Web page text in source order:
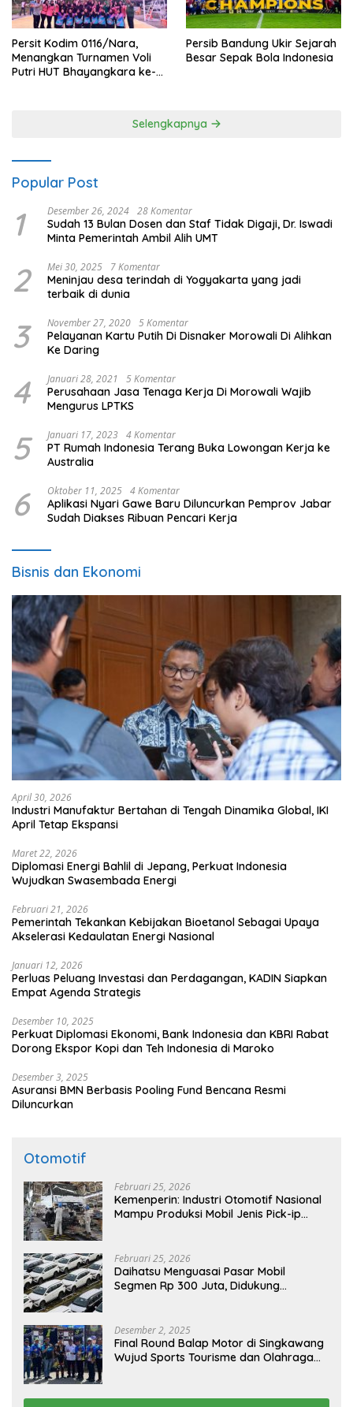
Persit Kodim 0116/Nara,
Menangkan Turnamen Voli
Putri HUT Bhayangkara ke-
Persib Bandung Ukir Sejarah
Besar Sepak Bola Indonesia
Selengkapnya
Popular Post
1 Desember 26, 2024 28 Komentar
Sudah 13 Bulan Dosen dan Staf Tidak Digaji, Dr. Iswadi
Minta Pemerintah Ambil Alih UMT
2 Mei 30, 2025 7 Komentar
Meninjau desa terindah di Yogyakarta yang jadi
terbaik di dunia
3 November 27, 2020 5 Komentar
Pelayanan Kartu Putih Di Disnaker Morowali Di Alihkan
Ke Daring
4 Januari 28, 2021 5 Komentar
Perusahaan Jasa Tenaga Kerja Di Morowali Wajib
Mengurus LPTKS
5 Januari 17, 2023 4 Komentar
PT Rumah Indonesia Terang Buka Lowongan Kerja ke
Australia
6 Oktober 11, 2025 4 Komentar
Aplikasi Nyari Gawe Baru Diluncurkan Pemprov Jabar
Sudah Diakses Ribuan Pencari Kerja
Bisnis dan Ekonomi
April 30, 2026
Industri Manufaktur Bertahan di Tengah Dinamika Global, IKI
April Tetap Ekspansi
Maret 22, 2026
Diplomasi Energi Bahlil di Jepang, Perkuat Indonesia
Wujudkan Swasembada Energi
Februari 21, 2026
Pemerintah Tekankan Kebijakan Bioetanol Sebagai Upaya
Akselerasi Kedaulatan Energi Nasional
Januari 12, 2026
Perluas Peluang Investasi dan Perdagangan, KADIN Siapkan
Empat Agenda Strategis
Desember 10, 2025
Perkuat Diplomasi Ekonomi, Bank Indonesia dan KBRI Rabat
Dorong Ekspor Kopi dan Teh Indonesia di Maroko
Desember 3, 2025
Asuransi BMN Berbasis Pooling Fund Bencana Resmi
Diluncurkan
Otomotif
Februari 25, 2026
Kemenperin: Industri Otomotif Nasional
Mampu Produksi Mobil Jenis Pick-ip
Februari 25, 2026
Daihatsu Menguasai Pasar Mobil
Segmen Rp 300 Juta, Didukung
Desember 2, 2025
Final Round Balap Motor di Singkawang
Wujud Sports Tourisme dan Olahraga